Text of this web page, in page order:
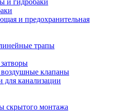
и гидробаки
и предохранительная
трапы
клапаны
для канализации
скрытого монтажа